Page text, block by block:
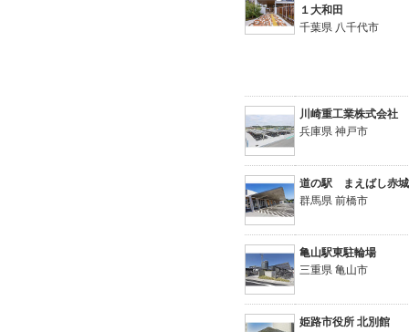
１大和田
千葉県 八千代市
川崎重工業株式会
兵庫県 神戸市
道の駅 まえばし赤城
群馬県 前橋市
亀山駅東駐輪場
三重県 亀山市
姫路市役所 北別館